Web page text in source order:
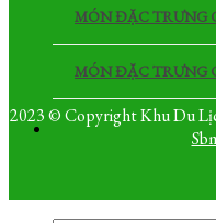
MÓN ĐẶC TRƯNG
MÓN ĐẶC TRƯNG
2023 © Copyright Khu Du